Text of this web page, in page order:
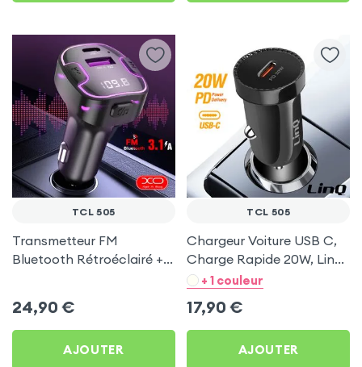
TCL 505
Transmetteur FM
Bluetooth Rétroéclairé +
24,90 €
AJOUTER
TCL 505
Chargeur Voiture USB C,
Charge Rapide 20W, LinQ
- Noir pour TCL 505
+ 1 couleur
17,90 €
AJOUTER